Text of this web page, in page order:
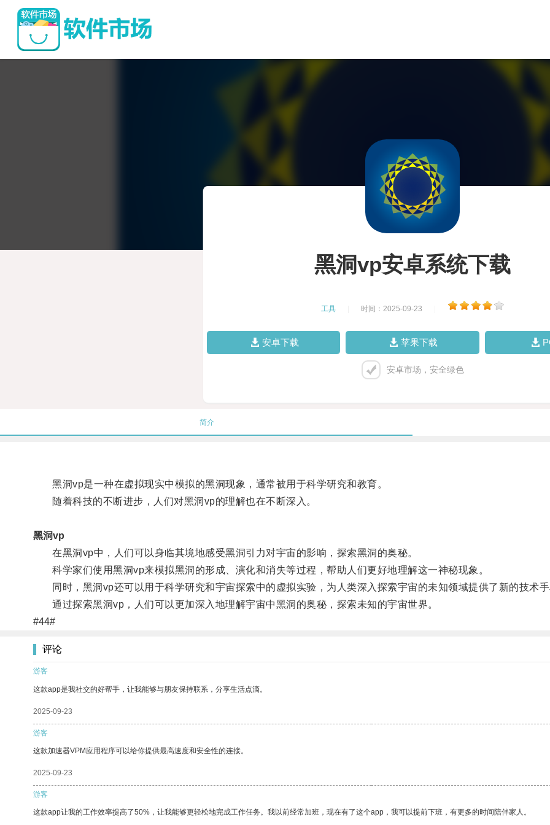
黑洞vp安卓系统下载
工具 时间：2025-09-23
安卓下载 苹果下载
安卓市场，安全绿色
简介
黑洞vp是一种在虚拟现实中模拟的黑洞现象，通常被用于科学研究和教育。
随着科技的不断进步，人们对黑洞vp的理解也在不断深入。
黑洞vp
在黑洞vp中，人们可以身临其境地感受黑洞引力对宇宙的影响，探索黑洞的奥秘。
科学家们使用黑洞vp来模拟黑洞的形成、演化和消失等过程，帮助人们更好地理解这一神秘现象。
同时，黑洞vp还可以用于科学研究和宇宙探索中的虚拟实验，为人类深入探索宇宙的未知领域提供了新的技术手
通过探索黑洞vp，人们可以更加深入地理解宇宙中黑洞的奥秘，探索未知的宇宙世界。
#44#
评论
游客
这款app是我社交的好帮手，让我能够与朋友保持联系，分享生活点滴。
2025-09-23
游客
这款加速器VPM应用程序可以给你提供最高速度和安全性的连接。
2025-09-23
游客
这款app让我的工作效率提高了50%，让我能够更轻松地完成工作任务。我以前经常加班，现在有了这个app，我可以提前下班，有更多的时间陪伴家人。